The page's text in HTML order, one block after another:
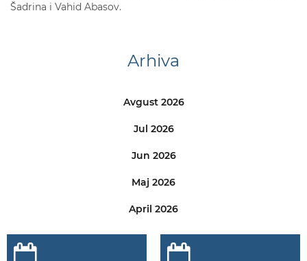
Šadrina i Vahid Abasov.
Arhiva
Avgust 2026
Jul 2026
Jun 2026
Maj 2026
April 2026